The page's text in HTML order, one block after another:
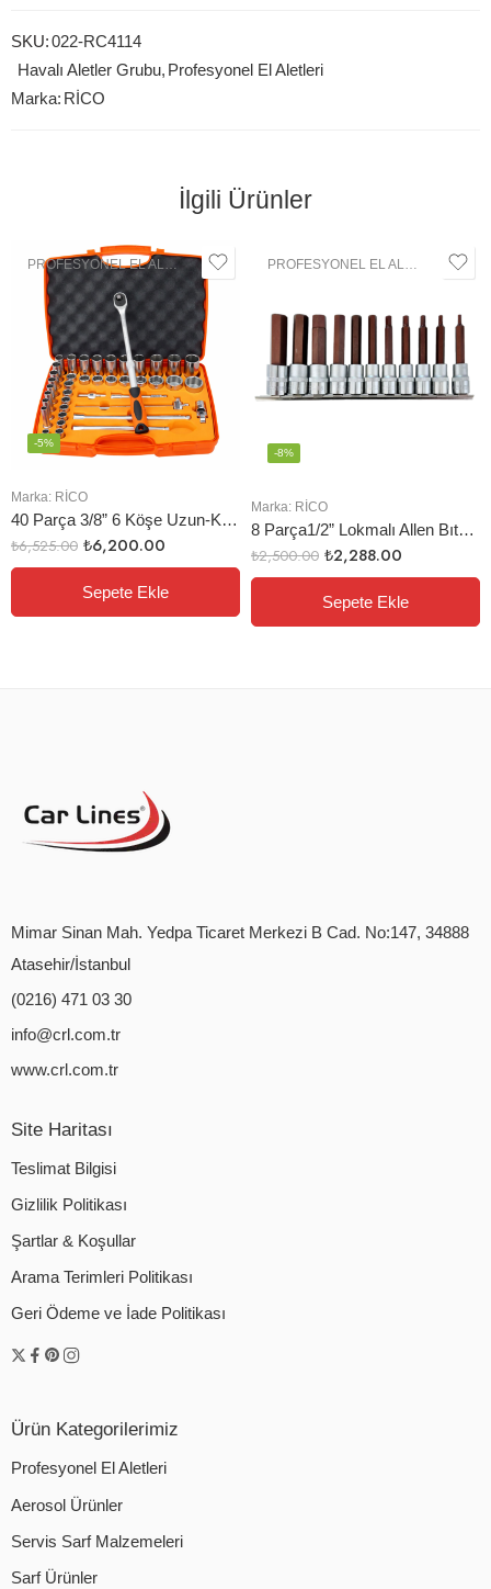
SKU:022-RC4114
Havalı Aletler Grubu, Profesyonel El Aletleri
Marka: RİCO
İlgili Ürünler
, LOKMA GRUBU
Marka: RİCO
40 Parça 3/8” 6 Köşe Uzun-Kısa Lokma Seti
-5%
₺6,525.00 ₺6,200.00
Sepete Ekle
,
Marka: RİCO
8 Parça1/2” Lokmalı Allen Bıts Uç Seti Uzun
-8%
₺2,500.00 ₺2,288.00
Sepete Ekle
Mimar Sinan Mah. Yedpa Ticaret Merkezi B Cad. No:147, 34888
Atasehir/İstanbul
(0216) 471 03 30
info@crl.com.tr
www.crl.com.tr
Site Haritası
Teslimat Bilgisi
Gizlilik Politikası
Şartlar & Koşullar
Arama Terimleri Politikası
Geri Ödeme ve İade Politikası
Ürün Kategorilerimiz
Profesyonel El Aletleri
Aerosol Ürünler
Servis Sarf Malzemeleri
Sarf Ürünler